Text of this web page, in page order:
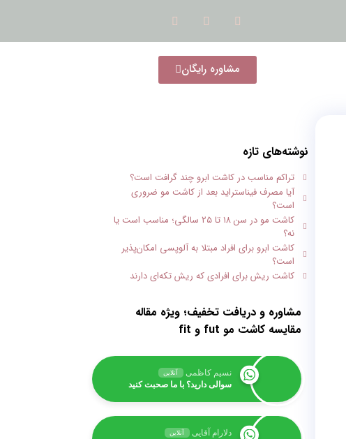
مشاوره رایگان
نوشته‌های تازه
تراکم مناسب در کاشت ابرو چند گرافت است؟
آیا مصرف فیناستراید بعد از کاشت مو ضروری
است؟
کاشت مو در سن ۱۸ تا ۲۵ سالگی؛ مناسب است یا
نه؟
کاشت ابرو برای افراد مبتلا به آلوپسی امکان‌پذیر
است؟
کاشت ریش برای افرادی که ریش تکه‌ای دارند
مشاوره و دریافت تخفیف؛ ویژه مقاله
مقایسه کاشت مو fut و fit
نسیم کاظمی آنلاین
سوالی دارید؟ با ما صحبت کنید
دلارام آقایی آنلاین